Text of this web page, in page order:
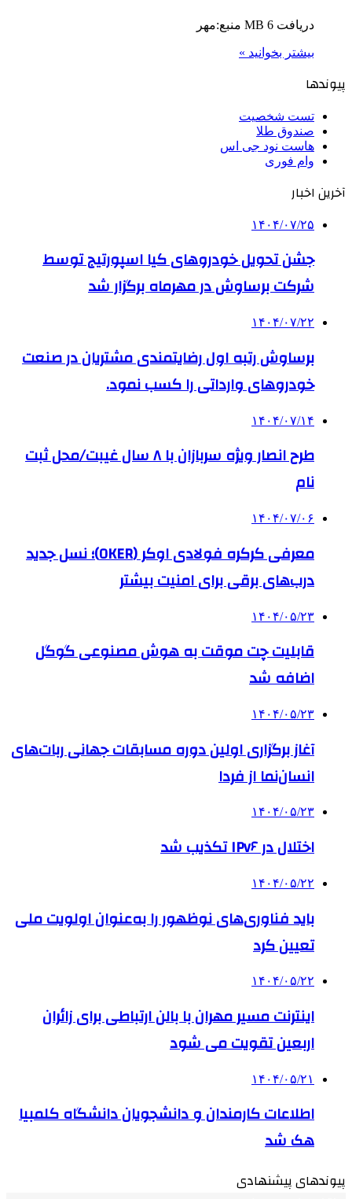
دریافت 6 MB منبع:مهر
بیشتر بخوانید »
پیوندها
تست شخصیت
صندوق طلا
هاست نود جی اس
وام فوری
آخرین اخبار
۱۴۰۴/۰۷/۲۵
جشن تحویل خودروهای کیا اسپورتیج توسط
شرکت برساوش در مهرماه برگزار شد
۱۴۰۴/۰۷/۲۲
برساوش رتبه اول رضایتمندی مشتریان در صنعت
خودروهای وارداتی را کسب نمود.
۱۴۰۴/۰۷/۱۴
طرح انصار ویژه سربازان با ۸ سال غیبت/محل ثبت
نام
۱۴۰۴/۰۷/۰۶
معرفی کرکره فولادی اوکر (OKER)؛ نسل جدید
درب‌های برقی برای امنیت بیشتر
۱۴۰۴/۰۵/۲۳
قابلیت چت موقت به هوش مصنوعی گوگل
اضافه شد
۱۴۰۴/۰۵/۲۳
آغاز برگزاری اولین دوره مسابقات جهانی ربات‌های
انسان‌نما از فردا
۱۴۰۴/۰۵/۲۳
اختلال در IPv۶ تکذیب شد
۱۴۰۴/۰۵/۲۲
باید فناوری‌های نوظهور را به‌عنوان اولویت ملی
تعیین کرد
۱۴۰۴/۰۵/۲۲
اینترنت مسیر مهران با بالن ارتباطی برای زائران
اربعین تقویت می شود
۱۴۰۴/۰۵/۲۱
اطلاعات کارمندان و دانشجویان دانشگاه کلمبیا
هک شد
پیوندهای پیشنهادی